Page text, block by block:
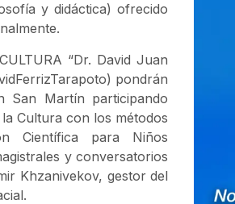
y didáctica) ofrecido
“Dr. David Juan
pondrán
Martín participando
Cultura con los métodos
Científica para Niños
y conversatorios
Khzanivekov, gestor del